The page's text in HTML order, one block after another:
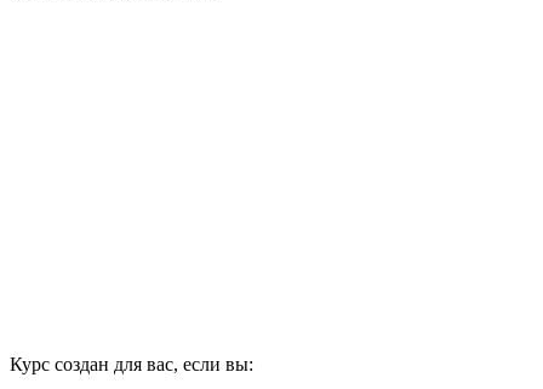
Курс создан для вас, если вы: